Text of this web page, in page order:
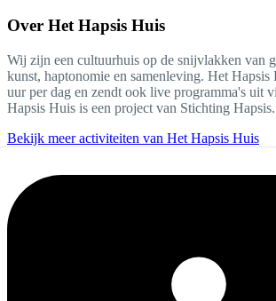
Over Het Hapsis Huis
Wij zijn een cultuurhuis op de snijvlakken van
kunst, haptonomie en samenleving. Het Hapsis
uur per dag en zendt ook live programma's uit
Hapsis Huis is een project van Stichting Hapsis.
Bekijk meer activiteiten van Het Hapsis Huis